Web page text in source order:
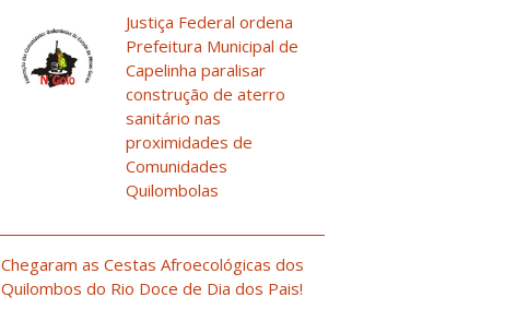
Justiça Federal ordena
Prefeitura Municipal de
Capelinha paralisar
construção de aterro
sanitário nas
proximidades de
Comunidades
Quilombolas
Chegaram as Cestas Afroecológicas dos
Quilombos do Rio Doce de Dia dos Pais!